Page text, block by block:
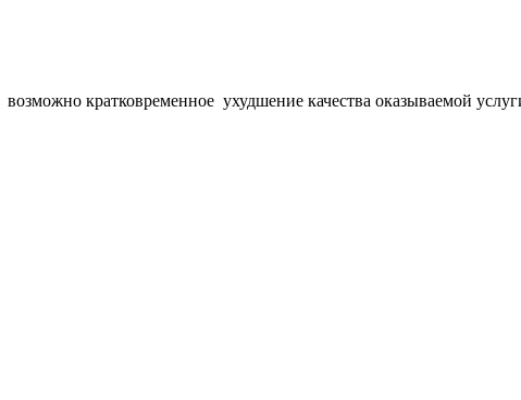
возможно кратковременное ухудшение качества оказываемой